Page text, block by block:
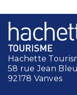
Hachette
58 rue Jean
92178 Vanves